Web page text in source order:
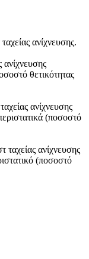
ανίχνευσης.
ανίχνευσης
θετικότητας
ανίχνευσης
(ποσοστό
ταχείας ανίχνευσης
(ποσοστό